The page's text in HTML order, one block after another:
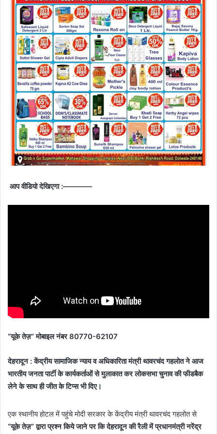
आप वीडियो देखिएगा :————
“यूके तेज़” मोबाइल नंबर 80770-62107
देहरादून : केंद्रीय सामाजिक न्याय व अधिकारिता मंत्री थावरचंद गहलोत ने आज
भारतीय जनता पार्टी के कार्यकर्ताओं से मुलाकात कर लोकसभा चुनाव की फीडबैक
लेने के साथ ही जीत के टिप्स भी दिए।
एक स्थानीय होटल में पहुंचे मोदी सरकार के केंद्रीय मंत्री थावरचंद गहलोत से
“यूके तेज़” द्वारा प्रश्न किये जाने पर कि देहरादून की रैली में प्रधानमंत्री नरेंद्र